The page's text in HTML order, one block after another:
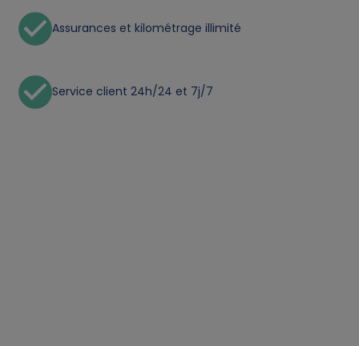
Assurances et kilométrage illimité
Service client 24h/24 et 7j/7
r
o